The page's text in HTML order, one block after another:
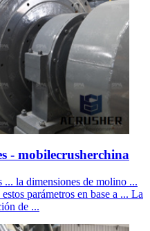
- mobilecrusherchina
la dimensiones de molino ...
parámetros en base a ... La
de ...